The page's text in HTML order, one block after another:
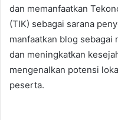
dan memanfaatkan
(TIK) sebagai sarana
manfaatkan blog sebagai
dan meningkatkan
mengenalkan potensi
peserta.